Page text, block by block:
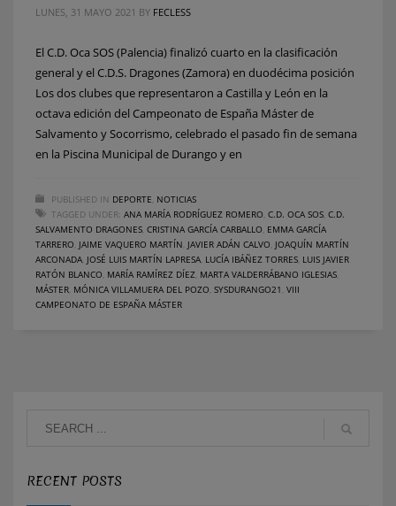
LUNES, 31 MAYO 2021 BY FECLESS
El C.D. Oca SOS (Palencia) finalizó cuarto en la clasificación
general y el C.D.S. Dragones (Zamora) en duodécima posición
Los dos clubes que representaron a Castilla y León en la
octava edición del Campeonato de España Máster de
Salvamento y Socorrismo, celebrado el pasado fin de semana
en la Piscina Municipal de Durango y en
PUBLISHED IN DEPORTE NOTICIAS
TAGGED UNDER: ANA MARÍA RODRÍGUEZ ROMERO C.D. OCA SOS C.D.
SALVAMENTO DRAGONES CRISTINA GARCÍA CARBALLO EMMA GARCÍA
TARRERO JAIME VAQUERO MARTÍN JAVIER ADÁN CALVO JOAQUÍN MARTÍN
ARCONADA JOSÉ LUIS MARTÍN LAPRESA LUCÍA IBÁÑEZ TORRES LUIS JAVIER
RATÓN BLANCO MARÍA RAMÍREZ DÍEZ MARTA VALDERRÁBANO IGLESIAS
MÁSTER MÓNICA VILLAMUERA DEL POZO SYSDURANGO21 VIII
CAMPEONATO DE ESPAÑA MÁSTER
RECENT POSTS